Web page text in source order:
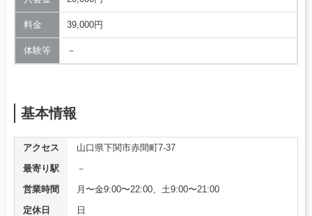
料金 39,000円
体験等 －
基本情報
アクセス
山口県下関市赤間町7-37
最寄り駅
－
営業時間
月〜金9:00〜22:00、土9:00〜21:00
定休日
日